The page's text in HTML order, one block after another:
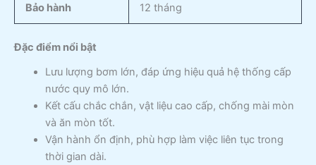
Bảo hành 12 tháng
Đặc điểm nổi bật
Lưu lượng bơm lớn, đáp ứng hiệu quả hệ thống cấp
nước quy mô lớn.
Kết cấu chắc chắn, vật liệu cao cấp, chống mài mòn
và ăn mòn tốt.
Vận hành ổn định, phù hợp làm việc liên tục trong
thời gian dài.